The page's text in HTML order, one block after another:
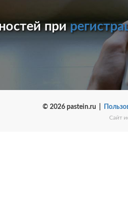
при
© 2026 pastein.ru |
Сайт